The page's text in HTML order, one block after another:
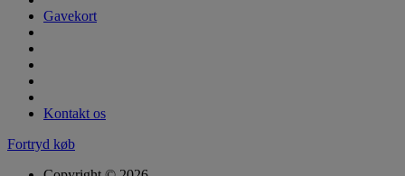
Gavekort
Kontakt os
Fortryd køb